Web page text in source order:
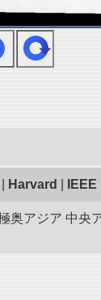
Harvard IEEE
奥アジア 中